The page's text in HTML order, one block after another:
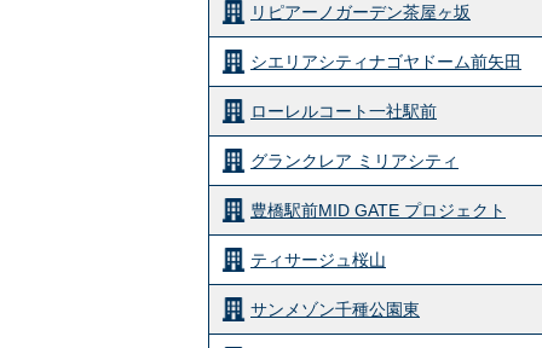
リピアーノガーデン茶屋ヶ坂
シエリアシティナゴヤドーム前矢田
ローレルコート一社駅前
グランクレア ミリアシティ
豊橋駅前MID GATE プロジェクト
ティサージュ桜山
サンメゾン千種公園東